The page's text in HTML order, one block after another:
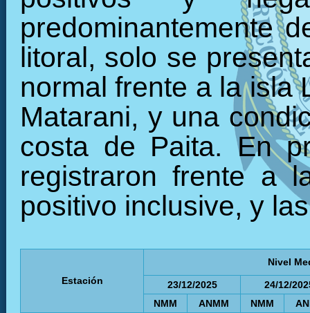
predominantemente
litoral, solo se
normal frente a la isla
Matarani, y una
costa de Paita. En
registraron frente a
positivo inclusive, y
Estación
Nivel
23/12/2025
24/12/
NMM
ANMM NMM